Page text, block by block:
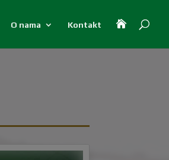
O nama Kontakt 